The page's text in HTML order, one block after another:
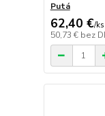
Putá
62,40 €/ks
50,73 € bez